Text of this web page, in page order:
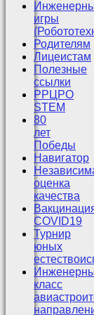
игры
Родителям
Лицеистам
Полезные
ссылки
РРЦРО
STEM
80
лет
Победы
Навигатор
оценка
качества
COVID19
Турнир
юных
класс